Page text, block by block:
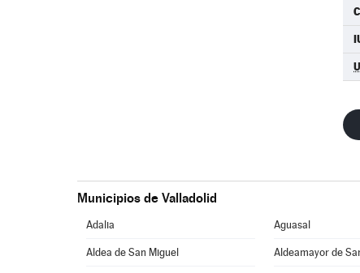
Municipios de Valladolid
Adalia Aguasal
Aldea de San Miguel Aldeamayor de